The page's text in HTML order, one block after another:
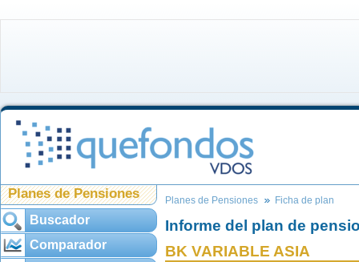
Planes de Pensiones
Buscador
Comparador
Planes de Pensiones Ficha de plan
Informe del plan de
BK VARIABLE ASIA